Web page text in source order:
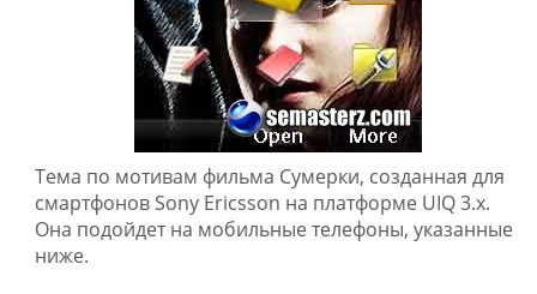
Тема по мотивам фильма Сумерки, созданная для
смартфонов Sony Ericsson на платформе UIQ 3.x.
Она подойдет на мобильные телефоны, указанные
ниже.